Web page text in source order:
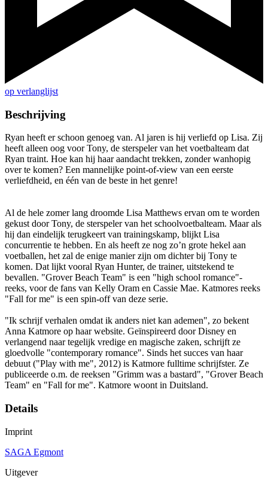
op verlanglijst
Beschrijving
Ryan heeft er schoon genoeg van. Al jaren is hij verliefd op Lisa. Zij
heeft alleen oog voor Tony, de sterspeler van het voetbalteam dat
Ryan traint. Hoe kan hij haar aandacht trekken, zonder wanhopig
over te komen? Een mannelijke point-of-view van een eerste
verliefdheid, en één van de beste in het genre!
Al de hele zomer lang droomde Lisa Matthews ervan om te worden
gekust door Tony, de sterspeler van het schoolvoetbalteam. Maar als
hij dan eindelijk terugkeert van trainingskamp, blijkt Lisa
concurrentie te hebben. En als heeft ze nog zo’n grote hekel aan
voetballen, het zal de enige manier zijn om dichter bij Tony te
komen. Dat lijkt vooral Ryan Hunter, de trainer, uitstekend te
bevallen. "Grover Beach Team" is een "high school romance"-
reeks, voor de fans van Kelly Oram en Cassie Mae. Katmores reeks
"Fall for me" is een spin-off van deze serie.
"Ik schrijf verhalen omdat ik anders niet kan ademen", zo bekent
Anna Katmore op haar website. Geïnspireerd door Disney en
verlangend naar tegelijk vredige en magische zaken, schrijft ze
gloedvolle "contemporary romance". Sinds het succes van haar
debuut ("Play with me", 2012) is Katmore fulltime schrijfster. Ze
publiceerde o.m. de reeksen "Grimm was a bastard", "Grover Beach
Team" en "Fall for me". Katmore woont in Duitsland.
Details
Imprint
SAGA Egmont
Uitgever